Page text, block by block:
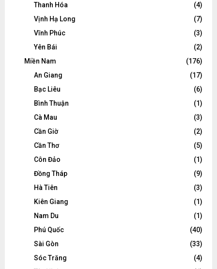
Thanh Hóa
(4)
Vịnh Hạ Long
(7)
Vĩnh Phúc
(3)
Yên Bái
(2)
Miền Nam
(176)
An Giang
(17)
Bạc Liêu
(6)
Bình Thuận
(1)
Cà Mau
(3)
Cần Giờ
(2)
Cần Thơ
(5)
Côn Đảo
(1)
Đồng Tháp
(9)
Hà Tiên
(3)
Kiên Giang
(1)
Nam Du
(1)
Phú Quốc
(40)
Sài Gòn
(33)
Sóc Trăng
(4)